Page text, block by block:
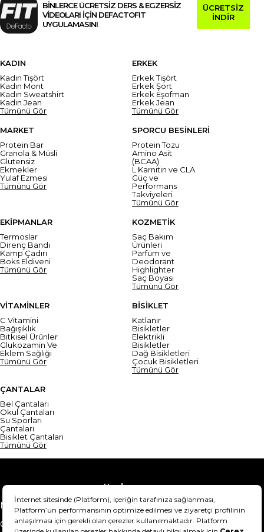
BİNLERCE ÜCRETSİZ DERS & EGZERSİZ
VİDEOLARI İÇİN DEFACTOFIT
UYGULAMASINI
ÜCRETSİZ
İNDİR
KADIN
Kadın Tişört
Kadın Mont
Kadın Sweatshirt
Kadın Jean
Tümünü Gör
ERKEK
Erkek Tişört
Erkek Şort
Erkek Eşofman
Erkek Jean
Tümünü Gör
MARKET
Protein Bar
Granola & Müsli
Glutensiz
Ekmekler
Yulaf Ezmesi
Tümünü Gör
SPORCU BESİNLERİ
Protein Tozu
Amino Asit
(BCAA)
L Karnitin ve CLA
Güç ve
Performans
Takviyeleri
Tümünü Gör
EKİPMANLAR
Termoslar
Direnç Bandı
Kamp Çadırı
Boks Eldiveni
Tümünü Gör
KOZMETİK
Saç Bakım
Ürünleri
Parfüm ve
Deodorant
Highlighter
Saç Boyası
Tümünü Gör
VİTAMİNLER
C Vitamini
Bağışıklık
Bitkisel Ürünler
Glukozamin Ve
Eklem Sağlığı
Tümünü Gör
BİSİKLET
Katlanır
Bisikletler
Elektrikli
Bisikletler
Dağ Bisikletleri
Çocuk Bisikletleri
Tümünü Gör
ÇANTALAR
Bel Çantaları
Okul Çantaları
Su Sporları
Çantaları
Bisiklet Çantaları
Tümünü Gör
Yardım
Mesafeli Satış Sözleşmesi
Teslimat Bilgisi
Gizlilik Sözleşmesi
Şartlar & Koşullar